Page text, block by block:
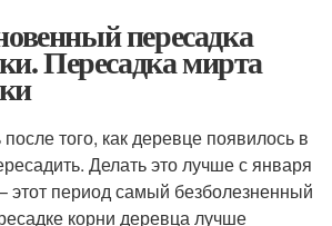
пересадка
Пересадка мирта
того, как деревце появилось в
Делать это лучше с января
этот период самый безболезненный
корни деревца лучше